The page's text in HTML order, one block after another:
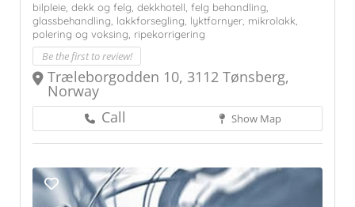
bilpleie, dekk og felg, dekkhotell, felg behandling,
glassbehandling, lakkforsegling, lyktfornyer, mikrolakk,
polering og voksing, ripekorrigering
Be the first to review!
Træleborgodden 10, 3112 Tønsberg,
Norway
Call
Show Map